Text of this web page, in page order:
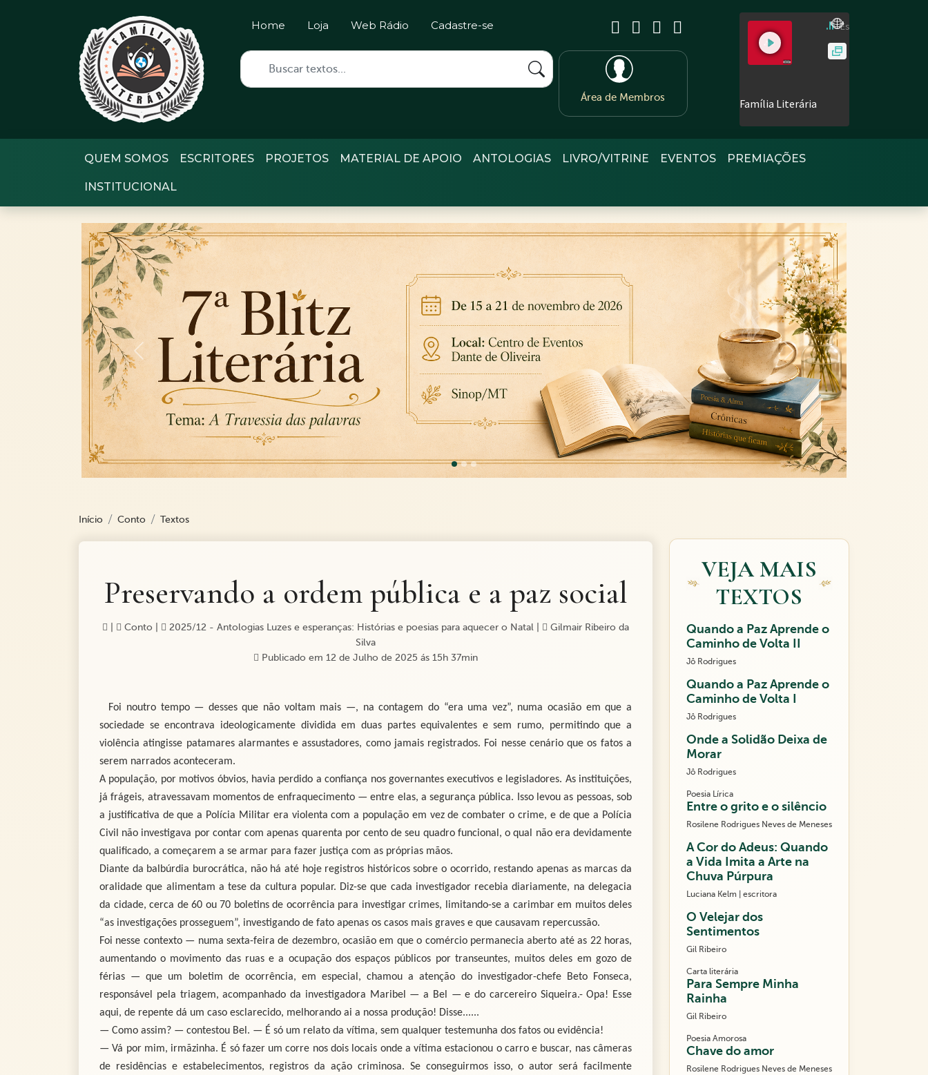
Home Loja Web Rádio Cadastre-se
Área de Membros
QUEM SOMOS ESCRITORES PROJETOS MATERIAL DE APOIO ANTOLOGIAS LIVRO/VITRINE EVENTOS PREMIAÇÕES
INSTITUCIONAL
Previous Next
Início Conto Textos
Preservando a ordem pública e a paz social
Conto 2025/12 - Antologias Luzes e esperanças: Histórias e poesias para aquecer o Natal
Gilmair Ribeiro da
Silva
Publicado em 12 de Julho de 2025 ás 15h 37min
Foi noutro tempo — desses que não voltam mais —, na contagem do “era uma vez”, numa ocasião em que a
sociedade se encontrava ideologicamente dividida em duas partes equivalentes e sem rumo, permitindo que a
violência atingisse patamares alarmantes e assustadores, como jamais registrados. Foi nesse cenário que os fatos a
serem narrados aconteceram.
A população, por motivos óbvios, havia perdido a confiança nos governantes executivos e legisladores. As instituições,
já frágeis, atravessavam momentos de enfraquecimento — entre elas, a segurança pública. Isso levou as pessoas, sob
a justificativa de que a Polícia Militar era violenta com a população em vez de combater o crime, e de que a Polícia
Civil não investigava por contar com apenas quarenta por cento de seu quadro funcional, o qual não era devidamente
qualificado, a começarem a se armar para fazer justiça com as próprias mãos.
Diante da balbúrdia burocrática, não há até hoje registros históricos sobre o ocorrido, restando apenas as marcas da
oralidade que alimentam a tese da cultura popular. Diz-se que cada investigador recebia diariamente, na delegacia
da cidade, cerca de 60 ou 70 boletins de ocorrência para investigar crimes, limitando-se a carimbar em muitos deles
“as investigações prosseguem”, investigando de fato apenas os casos mais graves e que causavam repercussão.
Foi nesse contexto — numa sexta-feira de dezembro, ocasião em que o comércio permanecia aberto até as 22 horas,
aumentando o movimento das ruas e a ocupação dos espaços públicos por transeuntes, muitos deles em gozo de
férias — que um boletim de ocorrência, em especial, chamou a atenção do investigador-chefe Beto Fonseca,
responsável pela triagem, acompanhado da investigadora Maribel — a Bel — e do carcereiro Siqueira.- Opa! Esse
aqui, de repente dá um caso esclarecido, melhorando ai a nossa produção! Disse......
— Como assim? — contestou Bel. — É só um relato da vítima, sem qualquer testemunha dos fatos ou evidência!
— Vá por mim, irmãzinha. É só fazer um corre nos dois locais onde a vítima estacionou o carro e buscar, nas câmeras
de residências e estabelecimentos, registros da ação criminosa. Se conseguirmos isso, o autor será facilmente
VEJA MAIS
TEXTOS
Quando a Paz Aprende o
Caminho de Volta II
Jô Rodrigues
Quando a Paz Aprende o
Caminho de Volta I
Jô Rodrigues
Onde a Solidão Deixa de
Morar
Jô Rodrigues
Poesia Lírica
Entre o grito e o silêncio
Rosilene Rodrigues Neves de Meneses
A Cor do Adeus: Quando
a Vida Imita a Arte na
Chuva Púrpura
Luciana Kelm | escritora
O Velejar dos
Sentimentos
Gil Ribeiro
Carta literária
Para Sempre Minha
Rainha
Gil Ribeiro
Poesia Amorosa
Chave do amor
Rosilene Rodrigues Neves de Meneses